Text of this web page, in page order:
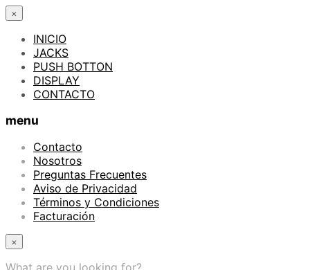
×
INICIO
JACKS
PUSH BOTTON
DISPLAY
CONTACTO
menu
Contacto
Nosotros
Preguntas Frecuentes
Aviso de Privacidad
Términos y Condiciones
Facturación
×
What are you looking for?